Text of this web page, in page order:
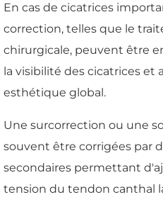
En cas de cicatrices
correction, telles que le
chirurgicale, peuvent être
la visibilité des cicatrices et
esthétique global.
Une surcorrection ou une
souvent être corrigées par
secondaires permettant
tension du tendon canthal